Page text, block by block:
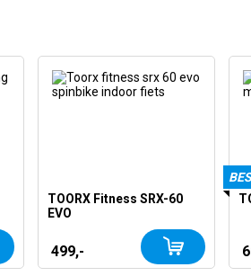
TOORX Fitness SRX-60
EVO
499,-